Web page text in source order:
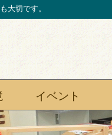
大切です。
イベント